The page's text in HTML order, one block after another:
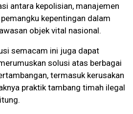
antara kepolisian, manajemen
kepentingan dalam
objek vital nasional.
semacam ini juga dapat
solusi atas berbagai
termasuk kerusakan
praktik tambang timah ilegal